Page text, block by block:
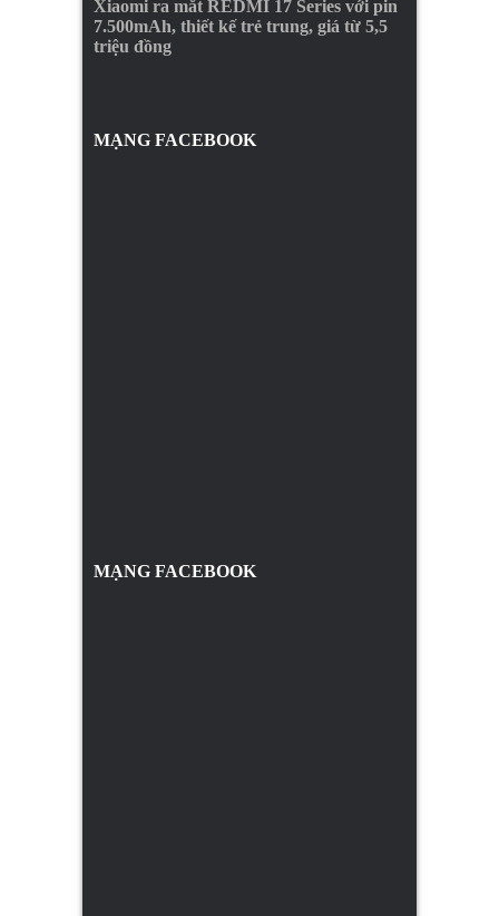
Xiaomi ra mắt REDMI 17 Series với pin
7.500mAh, thiết kế trẻ trung, giá từ 5,5
triệu đồng
MẠNG FACEBOOK
MẠNG FACEBOOK